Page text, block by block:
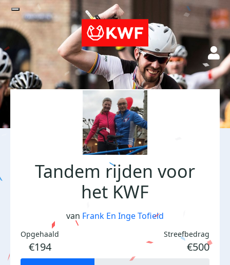
Tandem rijden voor
het KWF
van Frank En Inge Tofield
Opgehaald
€194
Streefbedrag
€500